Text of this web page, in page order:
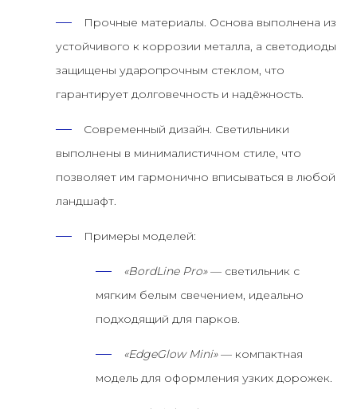
Прочные материалы. Основа выполнена из
устойчивого к коррозии металла, а светодиоды
защищены ударопрочным стеклом, что
гарантирует долговечность и надёжность.
Современный дизайн. Светильники
выполнены в минималистичном стиле, что
позволяет им гармонично вписываться в любой
ландшафт.
Примеры моделей:
«BordLine Pro»— светильник с
мягким белым свечением, идеально
подходящий для парков.
«EdgeGlow Mini»— компактная
модель для оформления узких дорожек.